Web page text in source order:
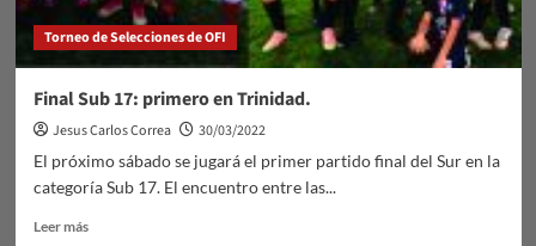
Torneo de Selecciones de OFI
Final Sub 17: primero en Trinidad.
Jesus Carlos Correa
30/03/2022
El próximo sábado se jugará el primer partido final del Sur en la
categoría Sub 17. El encuentro entre las...
Leer másLeer